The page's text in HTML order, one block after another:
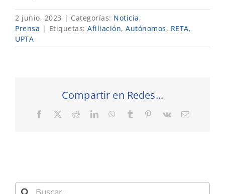
2 junio, 2023 | Categorías: Noticia,
Prensa | Etiquetas: Afiliación, Autónomos, RETA,
UPTA
Compartir en Redes...
Facebook RedditLinkedInWhatsApp
Tumblr Pinterest
Vk
Correo
Buscar: